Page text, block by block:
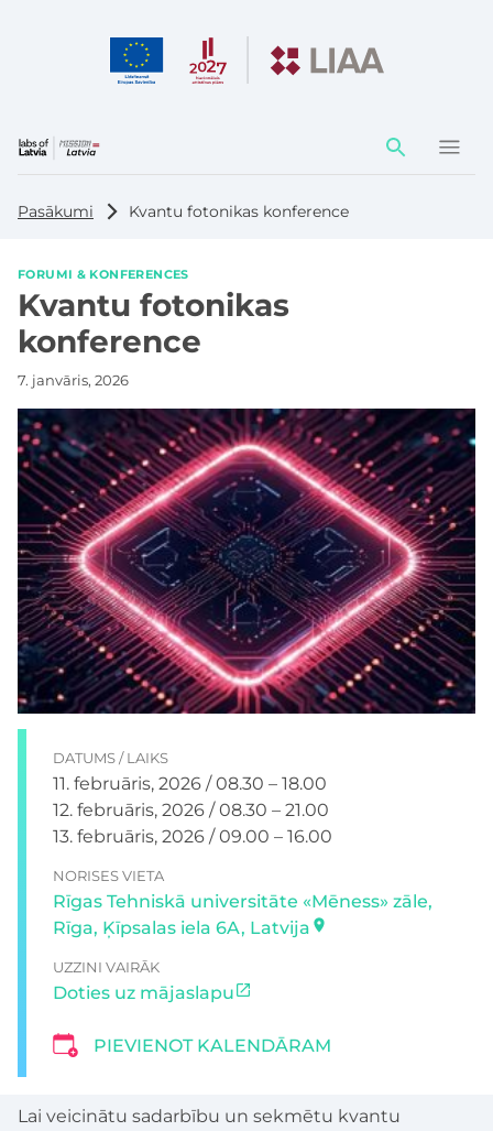
Darbības
elementi
Pasākumi Kvantu fotonikas konference
FORUMI & KONFERENCES
Kvantu fotonikas
konference
7. janvāris, 2026
Lai veicinātu sadarbību un sekmētu kvantu
DATUMS/LAIKS
11. februāris, 2026 / 08.30 – 18.00
12. februāris, 2026 / 08.30 – 21.00
13. februāris, 2026 / 09.00 – 16.00
NORISES VIETA
Rīgas Tehniskā universitāte «Mēness» zāle,
Rīga, Ķīpsalas iela 6A, Latvija
UZZINI VAIRĀK
Doties uz mājaslapu
PIEVIENOT KALENDĀRAM